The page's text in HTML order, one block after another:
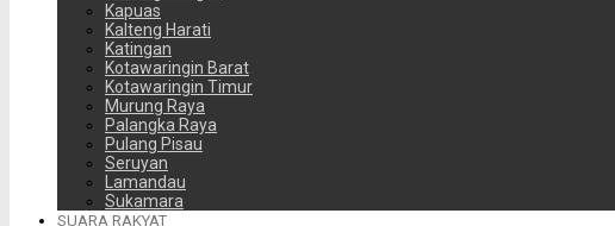
Kapuas
Kalteng Harati
Katingan
Kotawaringin Barat
Kotawaringin Timur
Murung Raya
Palangka Raya
Pulang Pisau
Seruyan
Lamandau
Sukamara
SUARA RAKYAT